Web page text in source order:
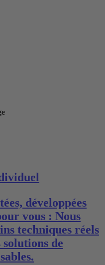
développées
vous : Nous
techniques réels
solutions de